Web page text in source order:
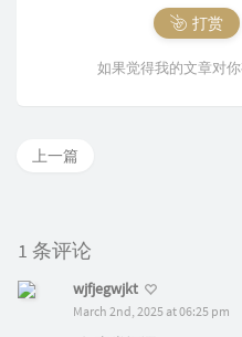
打赏
如果觉得我的文章对
上一篇
1 条评论
wjfjegwjkt
March 2nd, 2025 at 06:25 pm